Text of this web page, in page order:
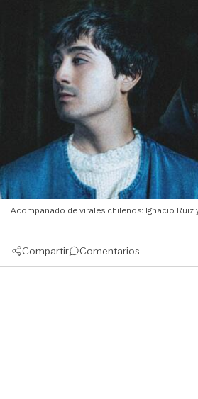
Acompañado de virales chilenos: Ignacio Ruiz
Compartir Comentarios